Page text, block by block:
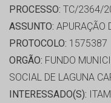
PROCESSO: TC/2364/
ASSUNTO: APURAÇÃO
PROTOCOLO: 1575387
ORGÃO: FUNDO
SOCIAL DE LAGUNA
INTERESSADO(S):